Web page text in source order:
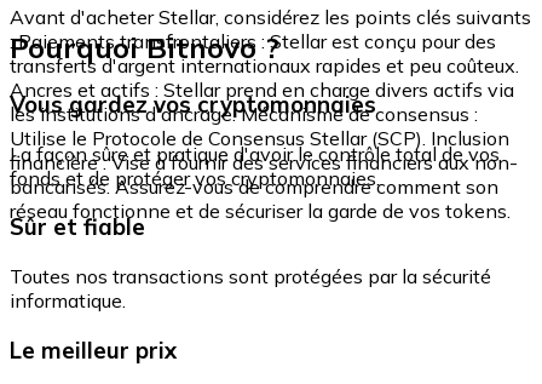
Avant d'acheter Stellar, considérez les points clés suivants
: Paiements transfrontaliers : Stellar est conçu pour des
transferts d'argent internationaux rapides et peu coûteux.
Ancres et actifs : Stellar prend en charge divers actifs via
les institutions d'ancrage. Mécanisme de consensus :
Utilise le Protocole de Consensus Stellar (SCP). Inclusion
financière : Vise à fournir des services financiers aux non-
bancarisés. Assurez-vous de comprendre comment son
réseau fonctionne et de sécuriser la garde de vos tokens.
Pourquoi Bitnovo ?
Vous gardez vos cryptomonnaies
La façon sûre et pratique d'avoir le contrôle total de vos
fonds et de protéger vos cryptomonnaies.
Sûr et fiable
Toutes nos transactions sont protégées par la sécurité
informatique.
Le meilleur prix